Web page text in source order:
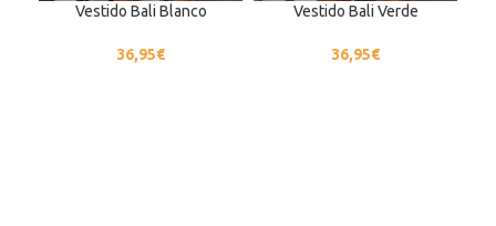
Vestido Bali Blanco
36,95€
Vestido Bali Verde
36,95€